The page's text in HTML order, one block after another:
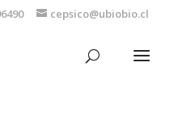
cepsico@ubiobio.cl